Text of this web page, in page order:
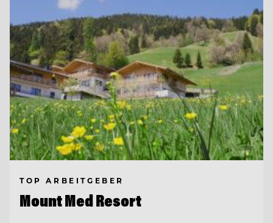
TOP ARBEITGEBER
Mount Med Resort